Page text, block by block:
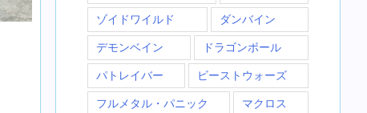
ゾイドワイルド ダンバイン
デモンベイン ドラゴンボール
パトレイバー ビーストウォーズ
フルメタル・パニック マクロス